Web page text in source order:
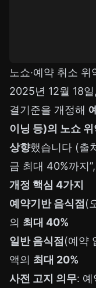
노쇼·예약 취소
2025년 12월 18
결기준을 개정해
이닝 등)의 노쇼
상향했습니다 (출
금 최대 40%까지
개정 핵심 4가지
예약기반 음식점 (
의 최대 40%
일반 음식점 (예약
액의 최대 20%
사전 고지 의무: 예